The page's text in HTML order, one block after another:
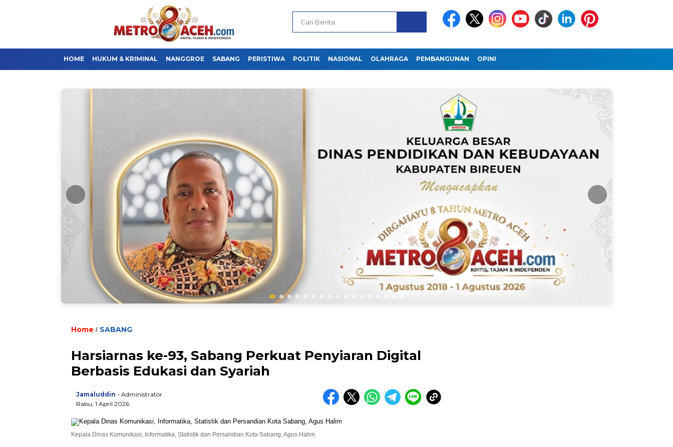
HOME HUKUM & KRIMINAL NANGGROE SABANG PERISTIWA POLITIK NASIONAL OLAHRAGA PEMBANGUNAN OPINI
Home / SABANG
Harsiarnas ke-93, Sabang Perkuat Penyiaran Digital
Berbasis Edukasi dan Syariah
Jamaluddin - Administrator
Rabu, 1 April 2026
Kepala Dinas Komunikasi, Informatika, Statistik dan Persandian Kota Sabang, Agus Halim